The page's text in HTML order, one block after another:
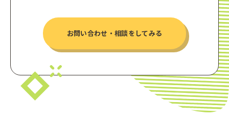
お問い合わせ・相談をしてみる